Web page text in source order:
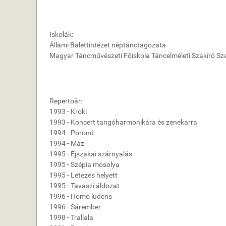
Iskolák:
Állami Balettintézet néptánctagozata
Magyar Táncművészeti Fôiskola Táncelméleti Szakíró
Repertoár:
1993 - Kroki
1993 - Koncert tangóharmonikára és zenekarra
1994 - Porond
1994 - Máz
1995 - Éjszakai szárnyalás
1995 - Szépia mosolya
1995 - Létezés helyett
1995 - Tavaszi áldozat
1996 - Homo ludens
1996 - Sárember
1998 - Trallala